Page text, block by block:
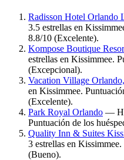
Radisson Hotel Orlando
3.5 estrellas en
8.8/10 (Excelente).
Kompose Boutique
estrellas en Kissimmee.
(Excepcional).
Vacation Village
en Kissimmee.
(Excelente).
Park Royal Orlando —
Puntuación de los
Quality Inn & Suites
3 estrellas en
(Bueno).